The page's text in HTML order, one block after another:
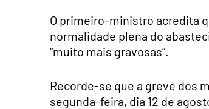
O primeiro-ministro acredita
normalidade plena do
“muito mais gravosas”.
Recorde-se que a greve dos
segunda-feira, dia 12 de